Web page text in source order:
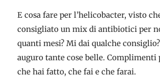
E cosa fare per l’helicobacter, visto
consigliato un mix di antibiotici per
quanti mesi? Mi dai qualche
auguro tante cose belle. Complimenti
che hai fatto, che fai e che farai.